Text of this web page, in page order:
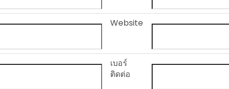
Website
เบอร์
ติดต่อ